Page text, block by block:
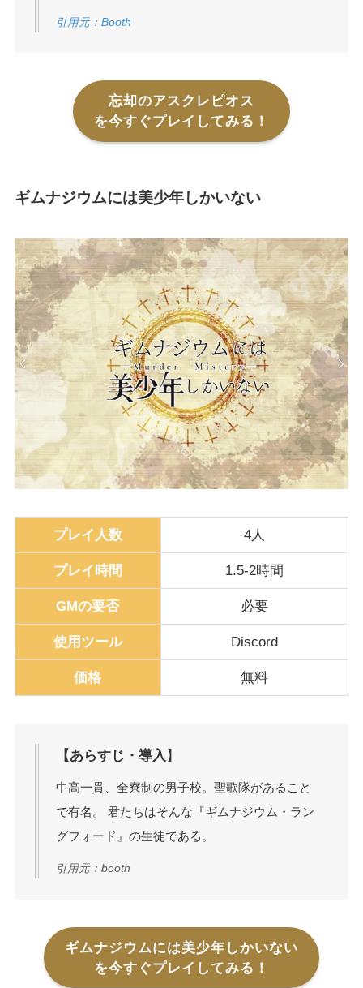
引用元：Booth
忘却のアスクレピオス
を今すぐプレイしてみる！
ギムナジウムには美少年しかいない
プレイ人数 4人
プレイ時間 1.5-2時間
GMの要否 必要
使用ツール Discord
価格 無料
【あらすじ・導入 】
中高一貫、全寮制の男子校。聖歌隊があること
で有名。 君たちはそんな『ギムナジウム・ラン
グフォード』の生徒である。
引用元：booth
ギムナジウムには美少年しかいない
を今すぐプレイしてみる！